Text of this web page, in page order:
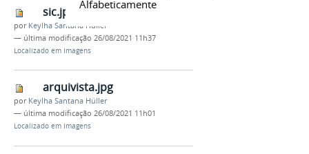
Alfabeticamente
sic.jpg
por Keylha Santana Hüller
— última modificação 26/08/2021 11h37
Localizado em Imagens
arquivista.jpg
por Keylha Santana Hüller
— última modificação 26/08/2021 11h01
Localizado em Imagens